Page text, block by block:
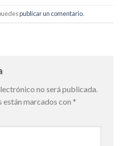
publicar un comentario.
no será publicada.
marcados con *